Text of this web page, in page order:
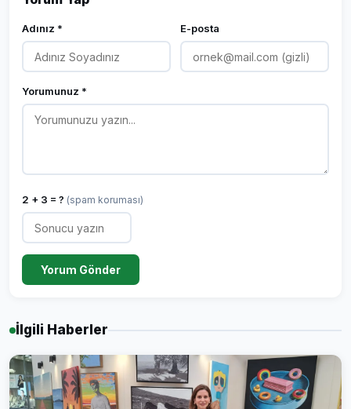
Adınız * E-posta
Yorumunuz *
2 + 3 = ? (spam koruması)
Yorum Gönder
İlgili Haberler